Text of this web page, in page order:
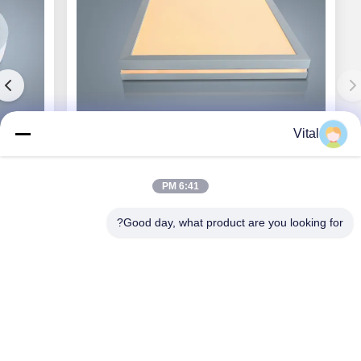
احصل على أفضل سعر
Vital
6:41 PM
Good day, what product are you looking for?